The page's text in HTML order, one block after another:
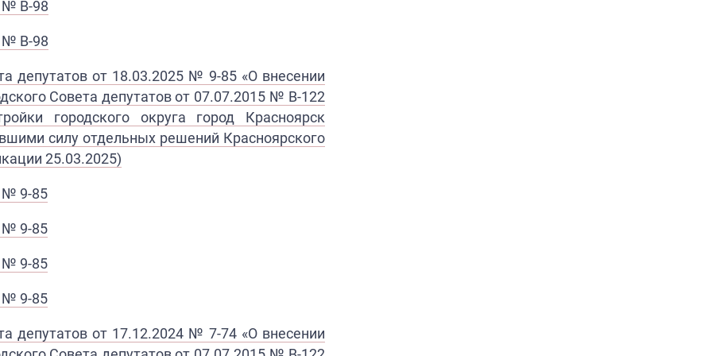
№ В-98
№ В-98
депутатов от 18.03.2025 № 9-85 «О внесении
Совета депутатов от 07.07.2015 № В-122
городского округа город Красноярск
силу отдельных решений Красноярского
25.03.2025)
№ 9-85
№ 9-85
№ 9-85
№ 9-85
депутатов от 17.12.2024 № 7-74 «О внесении